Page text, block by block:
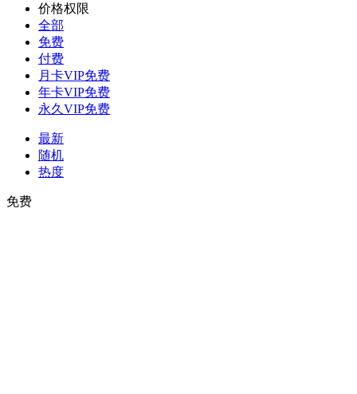
价格权限
全部
免费
付费
月卡VIP免费
年卡VIP免费
永久VIP免费
最新
随机
热度
免费